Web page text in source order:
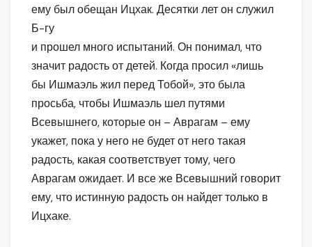
ему был обещан Ицхак. Десятки лет он служил
Б-гу
и прошел много испытаний. Он понимал, что
значит радость от детей. Когда просил «лишь
бы Ишмаэль жил перед Тобой», это была
просьба, чтобы Ишмаэль шел путями
Всевышнего, которые он – Аврагам – ему
укажет, пока у него не будет от него такая
радость, какая соответствует тому, чего
Аврагам ожидает. И все же Всевышний говорит
ему, что истинную радость он найдет только в
Ицхаке.